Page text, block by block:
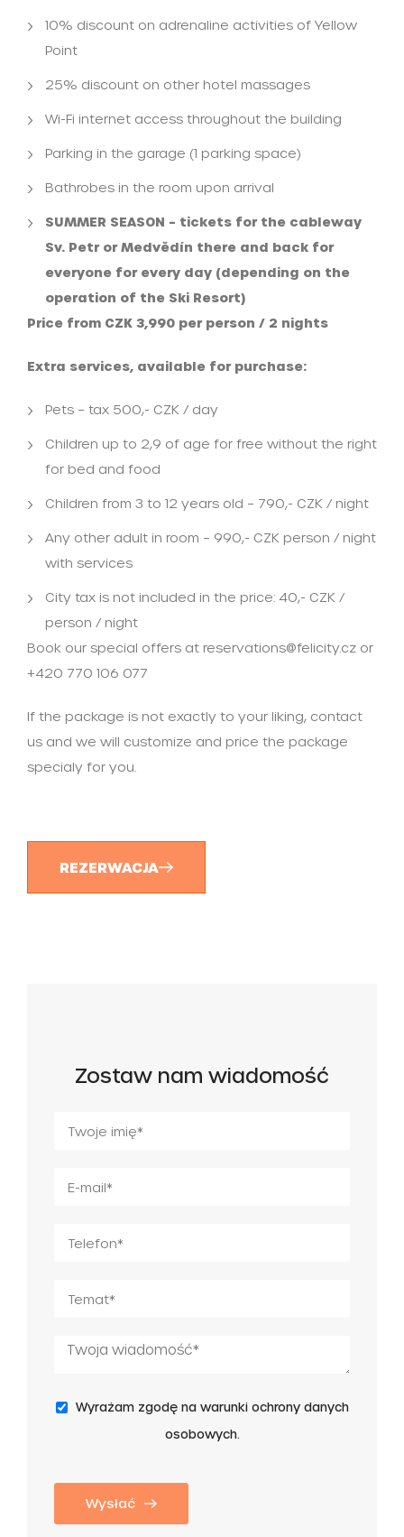
10% discount on adrenaline activities of Yellow
Point
25% discount on other hotel massages
Wi-Fi internet access throughout the building
Parking in the garage (1 parking space)
Bathrobes in the room upon arrival
SUMMER SEASON – tickets for the cableway
Sv. Petr or Medvědín there and back for
everyone for every day (depending on the
operation of the Ski Resort)
Price from CZK 3,990 per person / 2 nights
Extra services, available for purchase:
Pets – tax 500,- CZK / day
Children up to 2,9 of age for free without the right
for bed and food
Children from 3 to 12 years old – 790,- CZK / night
Any other adult in room – 990,- CZK person / night
with services
City tax is not included in the price: 40,- CZK /
person / night
Book our special offers at reservations@felicity.cz or
+420 770 106 077
If the package is not exactly to your liking, contact
us and we will customize and price the package
specialy for you.
REZERWACJA
Zostaw nam wiadomość
Wyrażam zgodę na warunki ochrony danych
osobowych.
Wysłać